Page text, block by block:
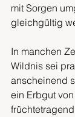
mit Sorgen
gleichgültig
In manchen
Wildnis sei
anscheinend
ein Erbgut